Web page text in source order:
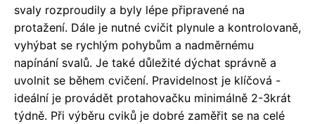
svaly rozproudily a byly lépe připravené na
protažení. Dále je nutné cvičit plynule a kontrolovaně,
vyhýbat se rychlým pohybům a nadměrnému
napínání svalů. Je také důležité dýchat správně a
uvolnit se během cvičení. Pravidelnost je klíčová -
ideální je provádět protahovačku minimálně 2-3krát
týdně. Při výběru cviků je dobré zaměřit se na celé